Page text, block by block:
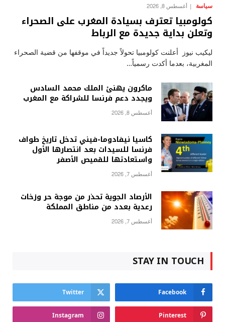
سياسة أغسطس 8, 2026
كولومبيا تعترف بسيادة المغرب على الصحراء
وتعلن بداية جديدة مع الرباط
ليكيب نيوز أعلنت كولومبيا تحولاً جديداً في موقفها من قضية الصحراء
المغربية، بعدما أكدت رسمياً…
ماكرون يهنئ الملك محمد السادس
ويجدد دعم فرنسا للشراكة مع المغرب
أغسطس 8, 2026
كاسيا نيفادوما-فيني تدخل تاريخ طواف
فرنسا للسيدات بعد انتصارها الأول
واستعادتها للقميص الأصفر
أغسطس 7, 2026
الأرصاد الجوية تحذر من موجة حر وزخات
رعدية بعدد من مناطق المملكة
أغسطس 7, 2026
STAY IN TOUCH
Facebook
Twitter
Pinterest
Instagram